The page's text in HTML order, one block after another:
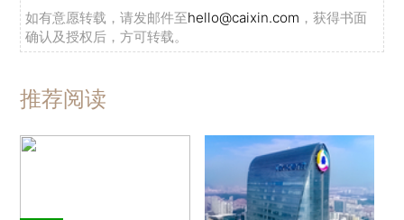
如有意愿转载，请发邮件至hello@caixin.com ，获得书面
确认及授权后，方可转载。
推荐阅读